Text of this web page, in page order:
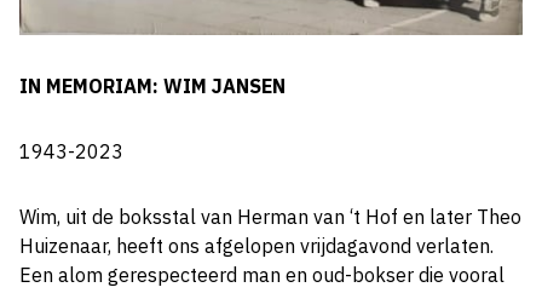
IN MEMORIAM: WIM JANSEN
1943-2023
Wim, uit de boksstal van Herman van ‘t Hof en later Theo
Huizenaar, heeft ons afgelopen vrijdagavond verlaten.
Een alom gerespecteerd man en oud-bokser die vooral